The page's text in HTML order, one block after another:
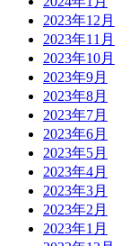
2023年12月
2023年11月
2023年10月
2023年9月
2023年8月
2023年7月
2023年6月
2023年5月
2023年4月
2023年3月
2023年2月
2023年1月